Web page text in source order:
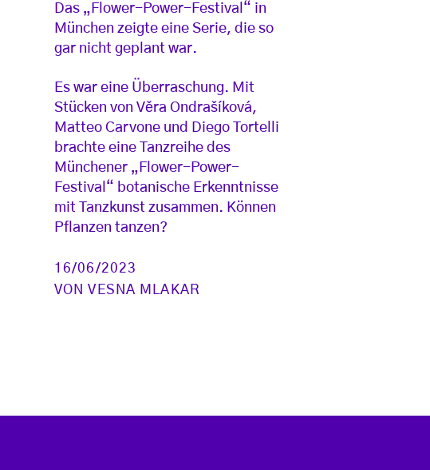
Das „Flower-Power-Festival“ in
München zeigte eine Serie, die so
gar nicht geplant war.
Es war eine Überraschung. Mit
Stücken von Věra Ondrašíková,
Matteo Carvone und Diego Tortelli
brachte eine Tanzreihe des
Münchener „Flower-Power-
Festival“ botanische Erkenntnisse
mit Tanzkunst zusammen. Können
Pflanzen tanzen?
16/06/2023
VONVESNA MLAKAR